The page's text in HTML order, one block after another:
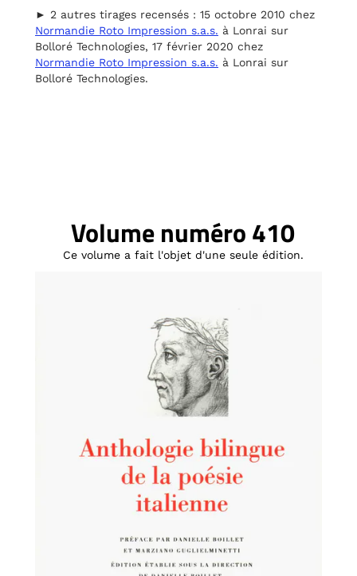
► 2 autres tirages recensés : 15 octobre 2010 chez
Normandie Roto Impression s.a.s. à Lonrai sur
Bolloré Technologies, 17 février 2020 chez
Normandie Roto Impression s.a.s. à Lonrai sur
Bolloré Technologies.
Volume numéro 410
Ce volume a fait l'objet d'une seule édition.